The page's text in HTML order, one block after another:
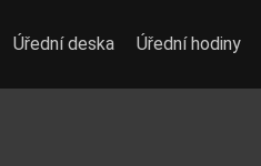
Úřední deska Úřední hodiny